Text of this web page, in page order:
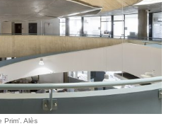
Prim'. Alès